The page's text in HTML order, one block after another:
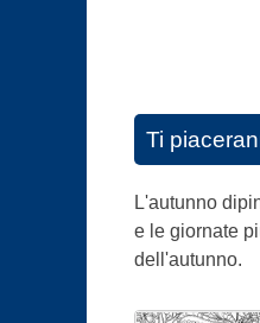
Ti
L'autunno
e le giornate
dell'autunno.